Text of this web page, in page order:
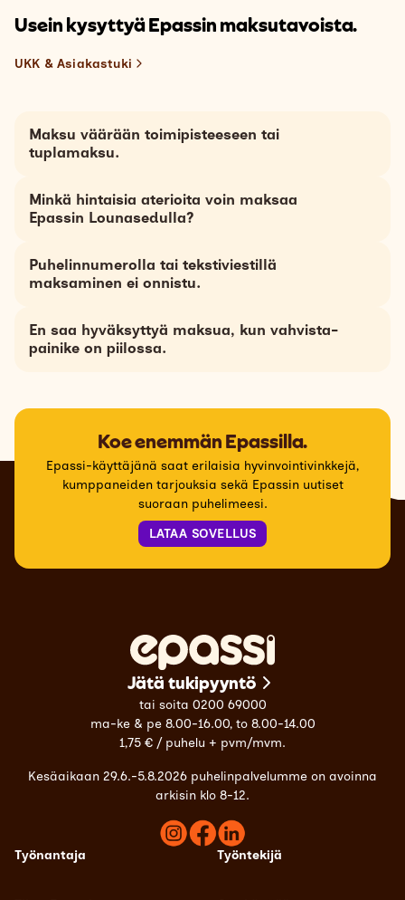
Usein kysyttyä Epassin maksutavoista.
UKK & Asiakastuki
Maksu väärään toimipisteeseen tai
tuplamaksu.
Minkä hintaisia aterioita voin maksaa
Epassin Lounasedulla?
Puhelinnumerolla tai tekstiviestillä
maksaminen ei onnistu.
En saa hyväksyttyä maksua, kun vahvista-
painike on piilossa.
Koe enemmän Epassilla.
Epassi-käyttäjänä saat erilaisia hyvinvointivinkkejä,
kumppaneiden tarjouksia sekä Epassin uutiset
suoraan puhelimeesi.
LATAA SOVELLUS
Jätä tukipyyntö
tai soita 0200 69000
ma-ke & pe 8.00-16.00, to 8.00-14.00
1,75 € / puhelu + pvm/mvm.
Kesäaikaan 29.6.-5.8.2026 puhelinpalvelumme on avoinna
arkisin klo 8-12.
Työnantaja Työntekijä